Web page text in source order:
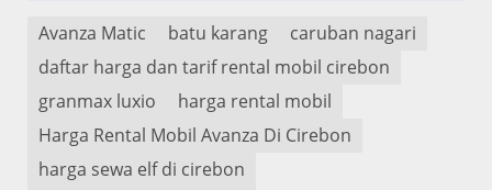
Avanza Matic batu karang
caruban nagari
daftar harga dan tarif rental mobil cirebon
granmax luxio
harga rental mobil
Harga Rental Mobil Avanza Di Cirebon
harga sewa elf di cirebon